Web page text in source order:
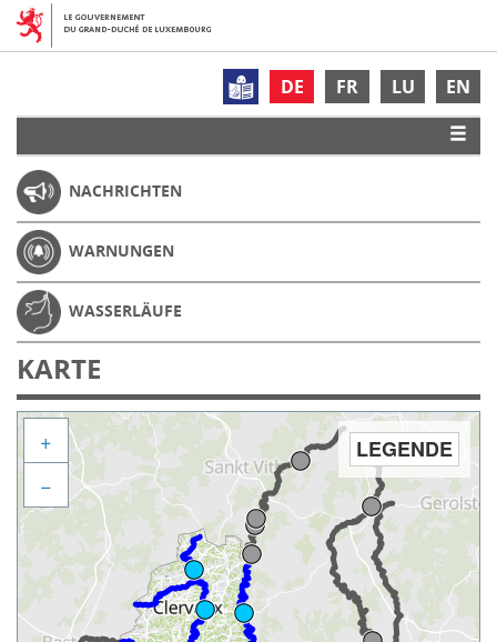
DE FR LU EN
NACHRICHTEN
WARNUNGEN
WASSERLÄUFE
KARTE
LEGENDE
+
−